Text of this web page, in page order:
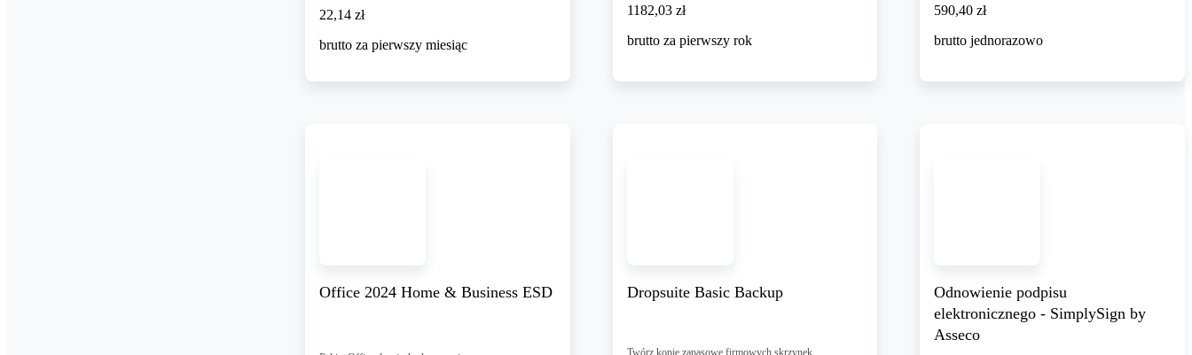
22,14 zł
22,14 zł
brutto za pierwszy miesiąc
1182,03 zł
1182,03 zł
brutto za pierwszy rok
590,40 zł
590,40 zł
brutto jednorazowo
Office 2024 Home & Business ESD Dropsuite Basic Backup
Twórz kopie zapasowe firmowych skrzynek
Odnowienie podpisu
elektronicznego - SimplySign by
Asseco